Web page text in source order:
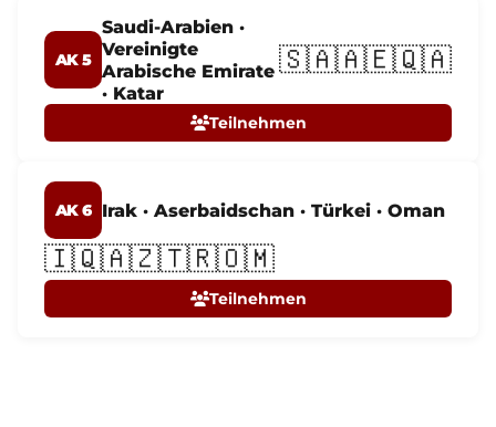
AK 5
Saudi-Arabien ·
Vereinigte
Arabische Emirate
· Katar
🇸🇦🇦🇪🇶🇦
Teilnehmen
AK 6 Irak · Aserbaidschan · Türkei · Oman
🇮🇶🇦🇿🇹🇷🇴🇲
Teilnehmen